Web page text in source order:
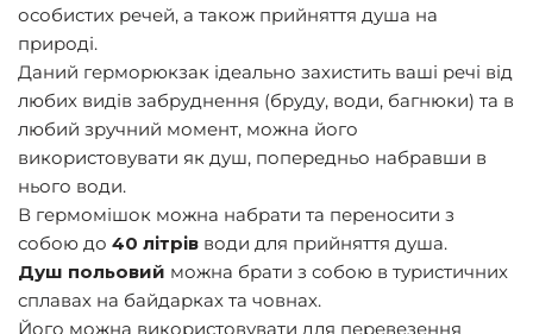
особистих речей, а також прийняття душа на
природі.
Даний герморюкзак ідеально захистить ваші речі від
любих видів забруднення (бруду, води, багнюки) та в
любий зручний момент, можна його
використовувати як душ, попередньо набравши в
нього води.
В гермомішок можна набрати та переносити з
собою до 40 літрів води для прийняття душа.
Душ польовий можна брати з собою в туристичних
сплавах на байдарках та човнах.
Його можна використовувати для перевезення